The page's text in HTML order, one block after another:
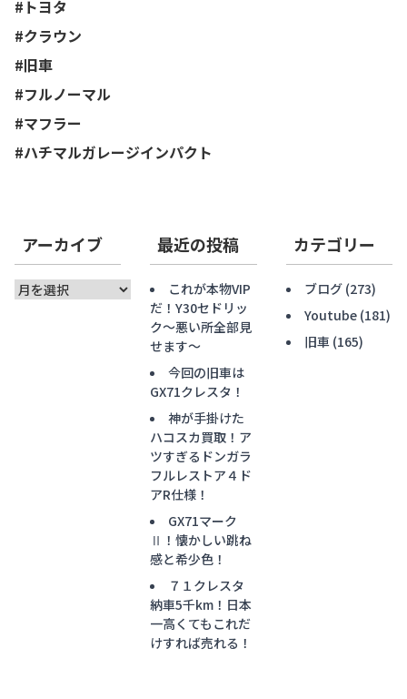
#トヨタ
#クラウン
#旧車
#フルノーマル
#マフラー
#ハチマルガレージインパクト
アーカイブ
ア
最近の投稿
これが本物VIP
だ！Y30セドリッ
ク〜悪い所全部見
せます〜
今回の旧車は
GX71クレスタ！
神が手掛けた
ハコスカ買取！ア
ツすぎるドンガラ
フルレストア４ド
アR仕様！
GX71マーク
Ⅱ！懐かしい跳ね
感と希少色！
７１クレスタ
納車5千km！日本
一高くてもこれだ
けすれば売れる！
カテゴリー
ブログ(273)
Youtube(181)
旧車 (165)